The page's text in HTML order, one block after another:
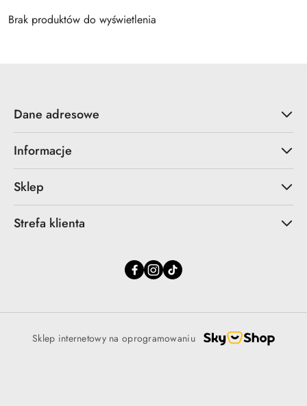
Brak produktów do wyświetlenia
Dane adresowe
Informacje
Sklep
Strefa klienta
Sklep internetowy na oprogramowaniu